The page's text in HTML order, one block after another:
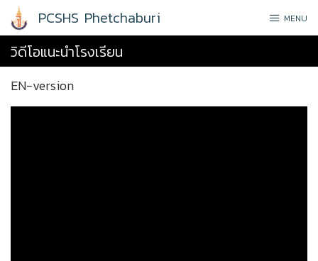
Skip
PCSHS Phetchaburi MENU
วิดีโอแนะนำโรงเรียน
EN-version